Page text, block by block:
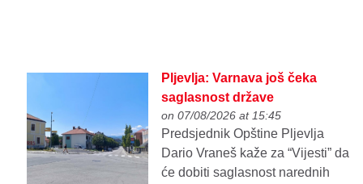
Pljevlja: Varnava još čeka
saglasnost države
on 07/08/2026 at 15:45
Predsjednik Opštine Pljevlja
Dario Vraneš kaže za “Vijesti” da
će dobiti saglasnost narednih